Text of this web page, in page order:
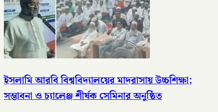
ইসলামি আরবি বিশ্ববিদ্যালয়ের মাদরাসায় উচ্চশিক্ষা;
সম্ভাবনা ও চ্যালেঞ্জ শীর্ষক সেমিনার অনুষ্ঠিত